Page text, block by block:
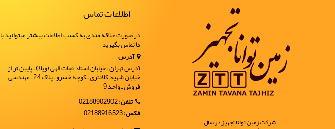
شرکت زمین توانا تجهیز در سال
اطلاعات تماس
در صورت علاقه مندی به کسب اطلاعات بیشتر میتوانید با
ما تماس بگیرید
آدرس
آدرس تهران ـ خیابان استاد نجات الهی (ویلا) ـ پایین تر از
خیابان شهید کلانتری ـ کوچه خسرو ـ پلاک 24 ـ مهندسی
فروش ـ واحد 9
تلفن:02188902902
فکس:02188916523